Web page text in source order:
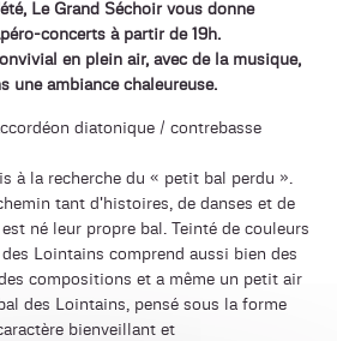
Le Grand Séchoir vous donne
concerts à partir de 19h.
en plein air, avec de la musique,
une ambiance chaleureuse.
diatonique / contrebasse
à la recherche du « petit bal perdu ».
tant d'histoires, de danses et de
né leur propre bal. Teinté de couleurs
Lointains comprend aussi bien des
compositions et a même un petit air
des Lointains, pensé sous la forme
bienveillant et